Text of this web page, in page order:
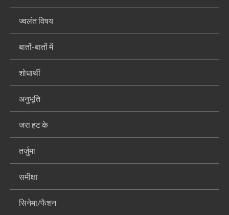
ज्वलंत विषय
बातों-बातों में
शोधार्थी
अनुभूति
जरा हट के
तर्जुमा
समीक्षा
सिनेमा/फैशन